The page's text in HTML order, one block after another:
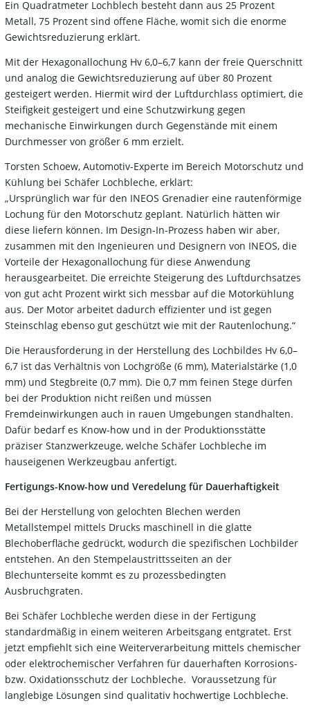
Ein Quadratmeter Lochblech besteht dann aus 25 Prozent
Metall, 75 Prozent sind offene Fläche, womit sich die enorme
Gewichtsreduzierung erklärt.
Mit der Hexagonallochung Hv 6,0–6,7 kann der freie Querschnitt
und analog die Gewichtsreduzierung auf über 80 Prozent
gesteigert werden. Hiermit wird der Luftdurchlass optimiert, die
Steifigkeit gesteigert und eine Schutzwirkung gegen
mechanische Einwirkungen durch Gegenstände mit einem
Durchmesser von größer 6 mm erzielt.
Torsten Schoew, Automotiv-Experte im Bereich Motorschutz und
Kühlung bei Schäfer Lochbleche, erklärt:
„Ursprünglich war für den INEOS Grenadier eine rautenförmige
Lochung für den Motorschutz geplant. Natürlich hätten wir
diese liefern können. Im Design-In-Prozess haben wir aber,
zusammen mit den Ingenieuren und Designern von INEOS, die
Vorteile der Hexagonallochung für diese Anwendung
herausgearbeitet. Die erreichte Steigerung des Luftdurchsatzes
von gut acht Prozent wirkt sich messbar auf die Motorkühlung
aus. Der Motor arbeitet dadurch effizienter und ist gegen
Steinschlag ebenso gut geschützt wie mit der Rautenlochung.“
Die Herausforderung in der Herstellung des Lochbildes Hv 6,0–
6,7 ist das Verhältnis von Lochgröße (6 mm), Materialstärke (1,0
mm) und Stegbreite (0,7 mm). Die 0,7 mm feinen Stege dürfen
bei der Produktion nicht reißen und müssen
Fremdeinwirkungen auch in rauen Umgebungen standhalten.
Dafür bedarf es Know-how und in der Produktionsstätte
präziser Stanzwerkzeuge, welche Schäfer Lochbleche im
hauseigenen Werkzeugbau anfertigt.
Fertigungs-Know-how und Veredelung für Dauerhaftigkeit
Bei der Herstellung von gelochten Blechen werden
Metallstempel mittels Drucks maschinell in die glatte
Blechoberfläche gedrückt, wodurch die spezifischen Lochbilder
entstehen. An den Stempelaustrittsseiten an der
Blechunterseite kommt es zu prozessbedingten
Ausbruchgraten.
Bei Schäfer Lochbleche werden diese in der Fertigung
standardmäßig in einem weiteren Arbeitsgang entgratet. Erst
jetzt empfiehlt sich eine Weiterverarbeitung mittels chemischer
oder elektrochemischer Verfahren für dauerhaften Korrosions-
bzw. Oxidationsschutz der Lochbleche. Voraussetzung für
langlebige Lösungen sind qualitativ hochwertige Lochbleche.